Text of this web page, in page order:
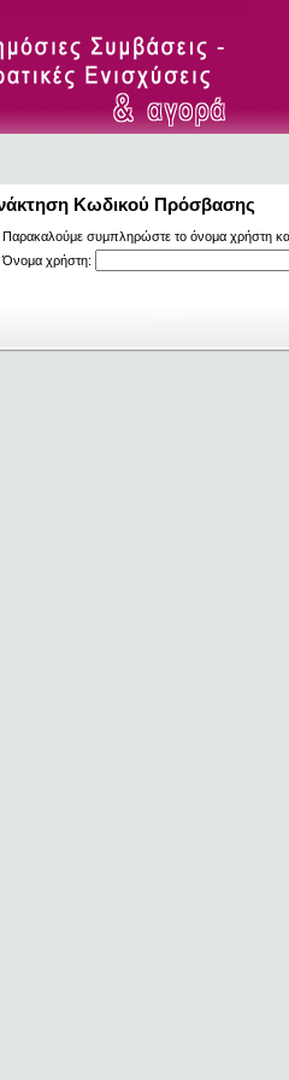
Κωδικού Πρόσβασης
Παρακαλούμε συμπληρώστε το όνομα χρήστη
Όνομα χρήστη: